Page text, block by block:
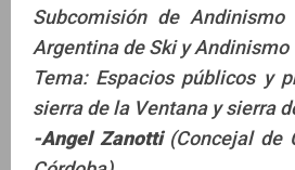
Subcomisión de
Argentina de Ski y Andinismo
Tema: Espacios públicos y
sierra de la Ventana y sierra
-Angel Zanotti(Concejal de